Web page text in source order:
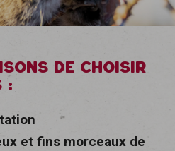
DE CHOISIR
:
et fins morceaux de